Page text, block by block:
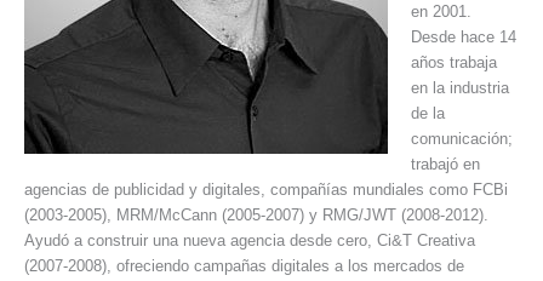
en 2001.
Desde hace 14
años trabaja
en la industria
de la
comunicación;
trabajó en
agencias de publicidad y digitales, compañías mundiales como FCBi
(2003-2005), MRM/McCann (2005-2007) y RMG/JWT (2008-2012).
Ayudó a construir una nueva agencia desde cero, Ci&T Creativa
(2007-2008), ofreciendo campañas digitales a los mercados de